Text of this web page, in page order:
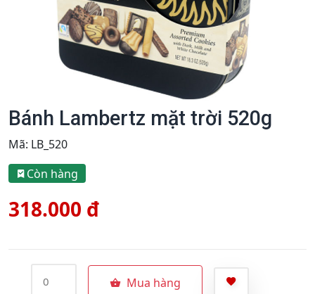
Bánh Lambertz mặt trời 520g
Mã: LB_520
Còn hàng
318.000 đ
Mua hàng